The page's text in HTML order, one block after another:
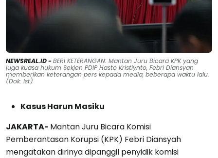
NEWSREAL.ID -BERI KETERANGAN: Mantan Juru Bicara KPK yang
juga kuasa hukum Sekjen PDIP Hasto Kristiynto, Febri Diansyah
memberikan keterangan pers kepada media, beberapa waktu lalu.
(Dok: Ist)
Kasus Harun Masiku
JAKARTA- Mantan Juru Bicara Komisi
Pemberantasan Korupsi (KPK) Febri Diansyah
mengatakan dirinya dipanggil penyidik komisi